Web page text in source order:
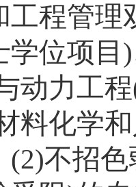
工程管理
位项目 )
动力工程
料化学
(2)不招